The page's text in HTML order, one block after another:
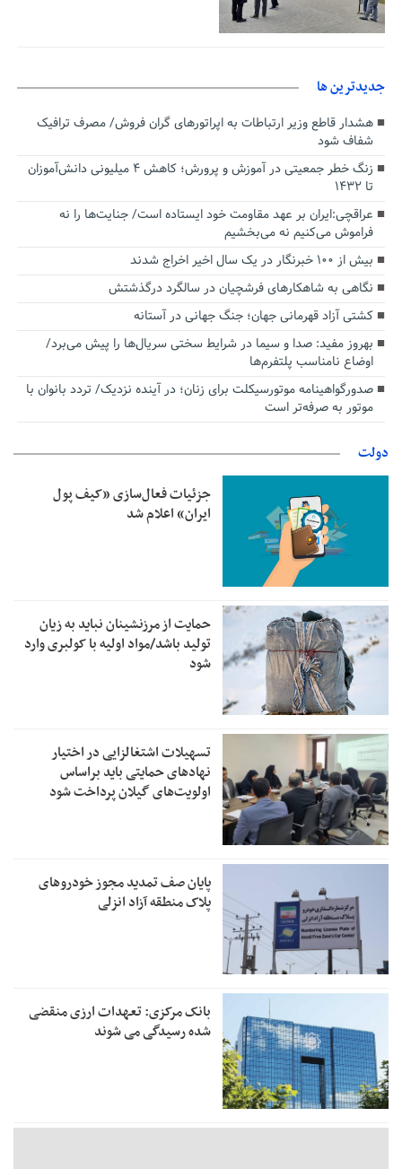
جديدترين ها
هشدار قاطع وزیر ارتباطات به اپراتورهای گران فروش/ مصرف ترافیک
شفاف شود
زنگ خطر جمعیتی در آموزش و پرورش؛ کاهش ۴ میلیونی دانش‌آموزان
تا ۱۴۳۲
عراقچی:ایران بر عهد مقاومت خود ایستاده است/ جنایت‌ها را نه
فراموش می‌کنیم نه می‌بخشیم
بیش از ۱۰۰ خبرنگار در یک سال اخیر اخراج شدند
نگاهی به شاهکارهای فرشچیان در سالگرد درگذشتش
کشتی آزاد قهرمانی جهان؛ جنگ جهانی در آستانه
بهروز مفید: صدا و سیما در شرایط سختی سریال‌ها را پیش می‌برد/
اوضاع نامناسب پلتفرم‌ها
صدورگواهینامه موتورسیکلت برای زنان؛ در آینده نزدیک/ تردد بانوان با
موتور به‌ صرفه‌تر است
دولت
جزئیات فعال‌سازی «کیف پول
ایران» اعلام شد
حمایت از مرزنشینان نباید به زیان
تولید باشد/مواد اولیه با کولبری وارد
شود
تسهیلات اشتغالزایی در اختیار
نهادهای حمایتی باید براساس
اولویت‌های گیلان پرداخت شود
پایان صف تمدید مجوز خودروهای
پلاک منطقه آزاد انزلی
بانک مرکزی: تعهدات ارزی منقضی
شده رسیدگی می شوند